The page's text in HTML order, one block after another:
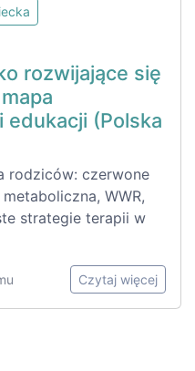
rozwijające się
edukacji (Polska
rodziców: czerwone
WWR,
strategie terapii w
Czytaj więcej